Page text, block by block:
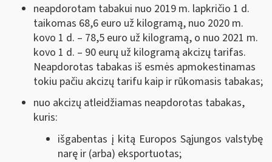
neapdorotam tabakui nuo 2019 m. lapkričio 1 d.
taikomas 68,6 euro už kilogramą, nuo 2020 m.
kovo 1 d. ‒ 78,5 euro už kilogramą, o nuo 2021 m.
kovo 1 d. ‒ 90 eurų už kilogramą akcizų tarifas.
Neapdorotas tabakas iš esmės apmokestinamas
tokiu pačiu akcizų tarifu kaip ir rūkomasis tabakas;
nuo akcizų atleidžiamas neapdorotas tabakas,
kuris:
išgabentas į kitą Europos Sąjungos valstybę
narę ir (arba) eksportuotas;